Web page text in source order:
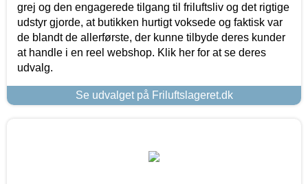
grej og den engagerede tilgang til friluftsliv og det rigtige
udstyr gjorde, at butikken hurtigt voksede og faktisk var
de blandt de allerførste, der kunne tilbyde deres kunder
at handle i en reel webshop. Klik her for at se deres
udvalg.
Se udvalget på Friluftslageret.dk